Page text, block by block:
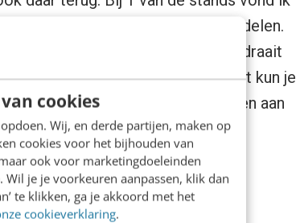
cookies
Wij, en derde partijen, maken op
cookies voor het bijhouden van
ook voor marketingdoeleinden
je je voorkeuren aanpassen, klik dan
te klikken, ga je akkoord met het
cookieverklaring.
met je naaste vrienden en familie delen.
niks publiekelijk te delen, het draait
die je dierbaar zijn. Daarnaast kun je
foto’s van je hele leven meegeven aan
jou en je partner